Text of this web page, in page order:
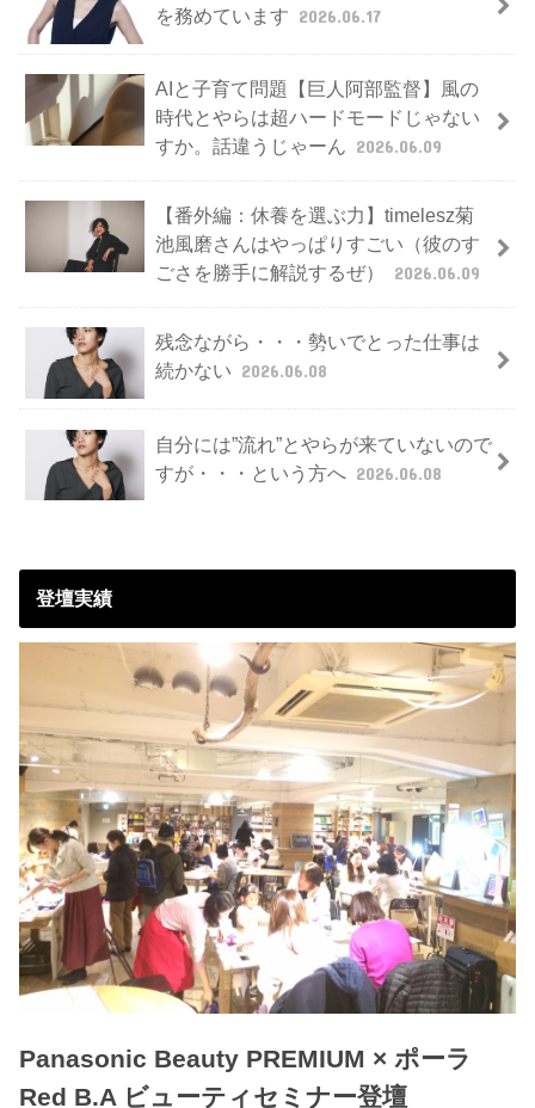
を務めています 2026.06.17
AIと子育て問題【巨人阿部監督】風の
時代とやらは超ハードモードじゃない
すか。話違うじゃーん 2026.06.09
【番外編：休養を選ぶ力】timelesz菊
池風磨さんはやっぱりすごい（彼のす
ごさを勝手に解説するぜ）
2026.06.09
残念ながら・・・勢いでとった仕事は
続かない 2026.06.08
自分には”流れ”とやらが来ていないので
すが・・・という方へ 2026.06.08
登壇実績
Panasonic Beauty PREMIUM × ポーラ
Red B.A ビューティセミナー登壇